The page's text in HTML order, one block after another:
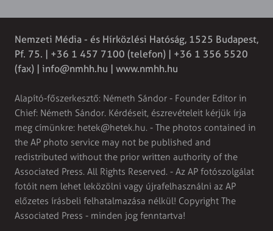
Nemzeti Média - és Hírközlési Hatóság, 1525 Budapest,
Pf. 75. | +36 1 457 7100 (telefon) | +36 1 356 5520
(fax) | info@nmhh.hu | www.nmhh.hu
Alapító-főszerkesztő: Németh Sándor - Founder Editor in
Chief: Németh Sándor. Kérdéseit, észrevételeit kérjük írja
meg címünkre: hetek@hetek.hu. - The photos contained in
the AP photo service may not be published and
redistributed without the prior written authority of the
Associated Press. All Rights Reserved. - Az AP fotószolgálat
fotóit nem lehet leközölni vagy újrafelhasználni az AP
előzetes írásbeli felhatalmazása nélkül! Copyright The
Associated Press - minden jog fenntartva!